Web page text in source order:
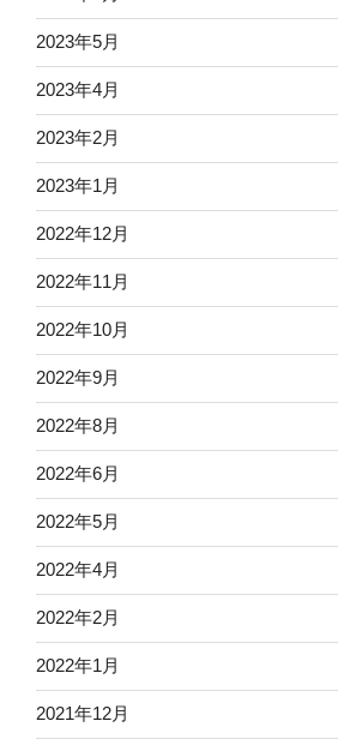
2023年5月
2023年4月
2023年2月
2023年1月
2022年12月
2022年11月
2022年10月
2022年9月
2022年8月
2022年6月
2022年5月
2022年4月
2022年2月
2022年1月
2021年12月